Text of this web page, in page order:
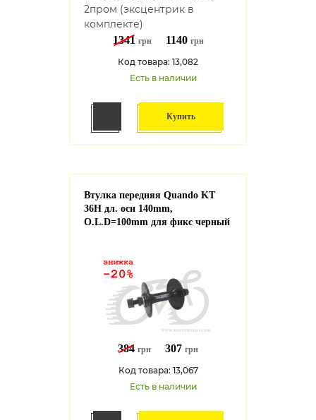
1341 грн 1140 грн
Код товара: 13,082
Есть в наличии
Купить
Втулка передняя Quando KT
36H дл. оси 140mm,
O.L.D=100mm для фикс черный
384 грн 307 грн
Код товара: 13,067
Есть в наличии